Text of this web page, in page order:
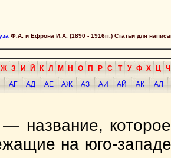
Ф.А. и Ефрона И.А. (1890 - 1916гг.) Статьи для
Ж З И Й К Л М Н О П Р С Т У Ф Х Ц Ч
АГ АД АЕ АЖ АЗ АИ АЙ АК
АЛ
— название,
на юго-